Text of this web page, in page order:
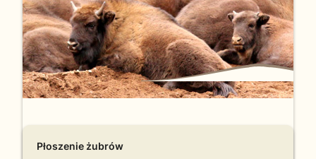
Płoszenie żubrów